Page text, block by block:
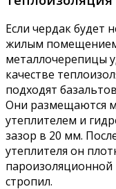
Если чердак будет
жилым
металлочерепицы
качестве
подходят
Они размещаются
утеплителем и
зазор в 20 мм.
утеплителя он
пароизоляционной
стропил.